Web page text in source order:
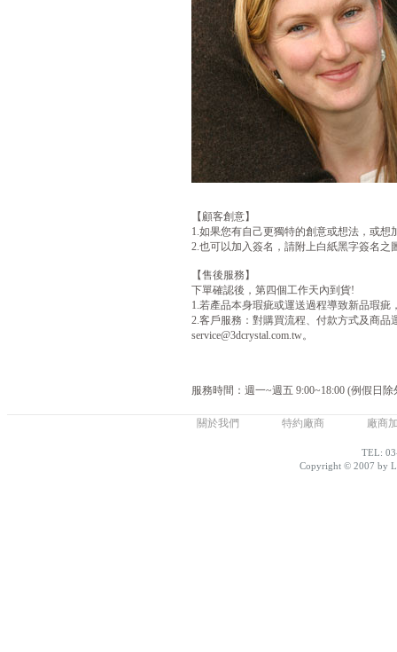
【顧客創意】
1.如果您有自己更獨特的創意或想法，或想
2.也可以加入簽名，請附上白紙黑字簽名之
【售後服務】
下單確認後，第四個工作天內到貨!
1.若產品本身瑕疵或運送過程導致新品瑕疵
2.客戶服務：對購買流程、付款方式及商品
service@3dcrystal.com.tw。
服務時間：週一~週五 9:00~18:00 (例假日除
關於我們 特約廠商 廠商
TEL:
Copyright © 2007 by